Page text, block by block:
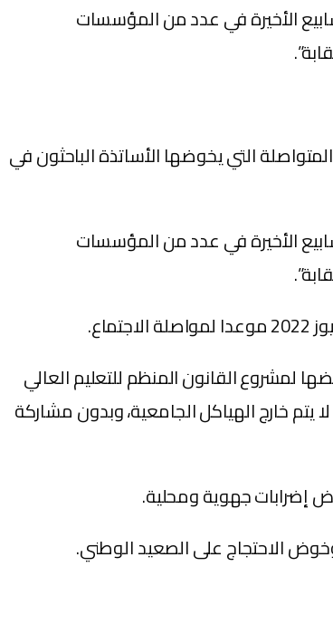
الأخيرة في عدد من المؤسسات
تفاعل مع “المعارك النضالية” المتواصلة التي يخوضها الأساتذة الباحثون في
الأخيرة في عدد من المؤسسات
لمشروع القانون المنظم للتعليم العالي
خارج الهياكل الجامعية، وبدون مشاركة
إضرابات جهوية ومحلية.
وخوض الاحتجاج على الصعيد الوطني.